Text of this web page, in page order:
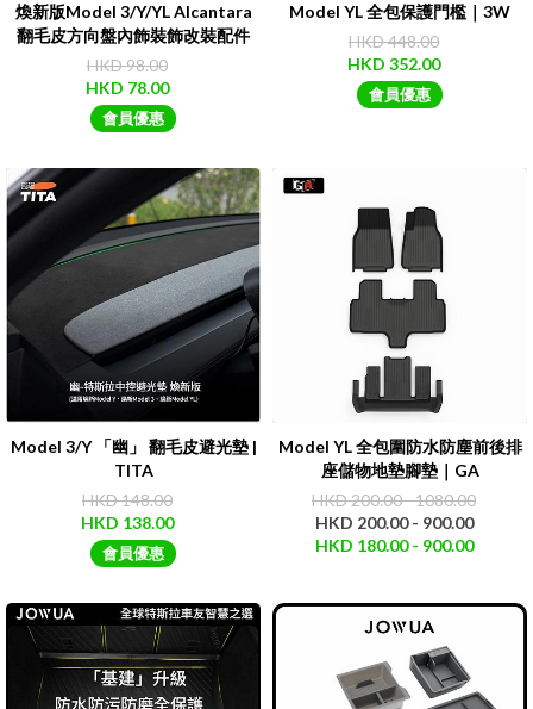
煥新版Model 3/Y/YL Alcantara
翻毛皮方向盤內飾裝飾改裝配件
HKD 98.00
HKD 78.00
會員優惠
Model YL 全包保護門檻｜3W
HKD 448.00
HKD 352.00
會員優惠
Model 3/Y 「幽」 翻毛皮避光墊 |
TITA
HKD 148.00
HKD 138.00
會員優惠
Model YL 全包圍防水防塵前後排
座儲物地墊腳墊｜GA
HKD 200.00 - 1080.00
HKD 200.00 - 900.00
HKD 180.00 - 900.00